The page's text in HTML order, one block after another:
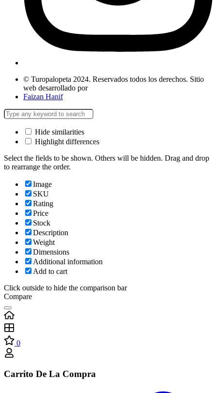
© Turopalopeta 2024. Reservados todos los derechos. Sitio
web desarrollado por
Faizan Hanif
Hide similarities
Highlight differences
Select the fields to be shown. Others will be hidden. Drag and drop
to rearrange the order.
Image
SKU
Rating
Price
Stock
Description
Weight
Dimensions
Additional information
Add to cart
Click outside to hide the comparison bar
Compare
0
Carrito De La Compra